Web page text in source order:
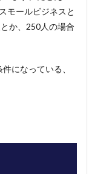
モールビジネスと
か、250人の場合
になっている、